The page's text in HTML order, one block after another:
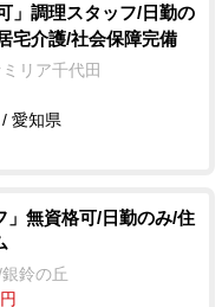
」調理スタッフ/日勤の
宅介護/社会保障完備
リア千代田
愛知県
」無資格可/日勤のみ/住
鈴の丘